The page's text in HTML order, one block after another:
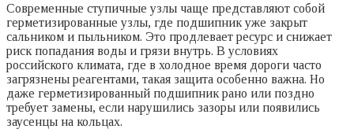
Современные ступичные узлы чаще представляют собой
герметизированные узлы, где подшипник уже закрыт
сальником и пыльником. Это продлевает ресурс и снижает
риск попадания воды и грязи внутрь. В условиях
российского климата, где в холодное время дороги часто
загрязнены реагентами, такая защита особенно важна. Но
даже герметизированный подшипник рано или поздно
требует замены, если нарушились зазоры или появились
заусенцы на кольцах.